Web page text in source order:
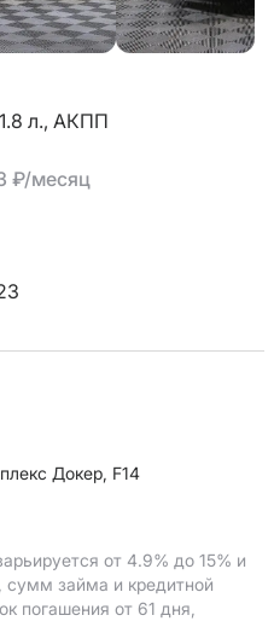
1.8 л., АКПП
₽/месяц
3
Докер, F14
от 4.9% до 15% и
сумм займа и кредитной
погашения от 61 дня,